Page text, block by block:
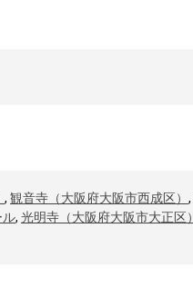
, 観音寺（大阪府大阪市西成区） ,
ル, 光明寺（大阪府大阪市大正区）